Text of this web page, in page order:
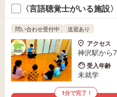
〈言語聴覚士がいる施設
問い合わせ受付中 送迎あり
アクセス
神沢駅から
受入年齢
未就学
1分で完了！